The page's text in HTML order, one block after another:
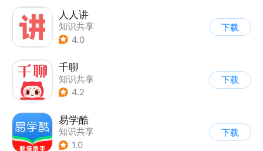
人人讲
知识共享
4.0
下载
千聊
知识共享
4.2
下载
易学酷
知识共享
1.0
下载